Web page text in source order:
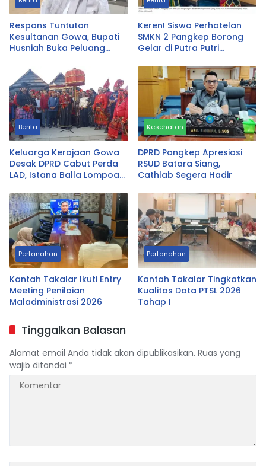
Respons Tuntutan
Kesultanan Gowa, Bupati
Husniah Buka Peluang
Direvisi Bahkan Diganti
Keren! Siswa Perhotelan
SMKN 2 Pangkep Borong
Gelar di Putra Putri
Duta Lingkungan dan
Fotogenik
Berita
Keluarga Kerajaan Gowa
Desak DPRD Cabut Perda
LAD, Istana Balla Lompoa
Kesehatan
DPRD Pangkep Apresiasi
RSUD Batara Siang,
Cathlab Segera Hadir
Pertanahan
Kantah Takalar Ikuti Entry
Meeting Penilaian
Maladministrasi 2026
Pertanahan
Kantah Takalar Tingkatkan
Kualitas Data PTSL 2026
Tahap I
Tinggalkan Balasan
Alamat email Anda tidak akan dipublikasikan. Ruas yang
wajib ditandai *